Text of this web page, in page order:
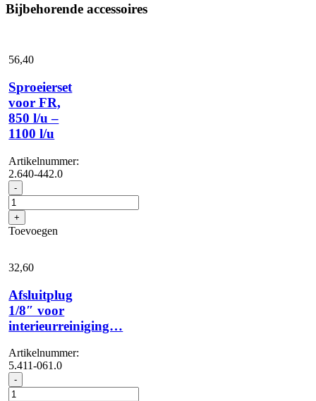
Bijbehorende accessoires
56,40
Sproeierset
voor FR,
850 l/u –
1100 l/u
Artikelnummer:
2.640-442.0
- Sproeierset
voor
FR,
850
l/u
1100
l/u
aantal
+
Toevoegen
32,60
Afsluitplug
1/8″ voor
interieurreiniging…
Artikelnummer:
5.411-061.0
- Afsluitplug
1/8"